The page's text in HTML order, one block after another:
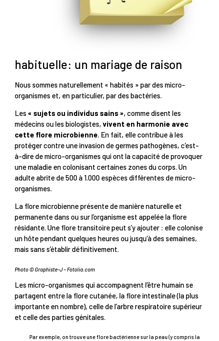
habituelle: un mariage de raison
Nous sommes naturellement « habités » par des micro-
organismes et, en particulier, par des bactéries.
Les « sujets ou individus sains », comme disent les
médecins ou les biologistes, vivent en harmonie avec
cette flore microbienne. En fait, elle contribue à les
protéger contre une invasion de germes pathogènes, c’est-
à-dire de micro-organismes qui ont la capacité de provoquer
une maladie en colonisant certaines zones du corps. Un
adulte abrite de 500 à 1.000 espèces différentes de micro-
organismes.
La flore microbienne présente de manière naturelle et
permanente dans ou sur l’organisme est appelée la flore
résidante. Une flore transitoire peut s’y ajouter : elle colonise
un hôte pendant quelques heures ou jusqu’à des semaines,
mais sans s’établir définitivement.
Photo © Graphiste-J – Fotolia.com
Les micro-organismes qui accompagnent l’être humain se
partagent entre la flore cutanée, la flore intestinale (la plus
importante en nombre), celle de l’arbre respiratoire supérieur
et celle des parties génitales.
Par exemple, on trouve une flore bactérienne sur la peau (y compris la